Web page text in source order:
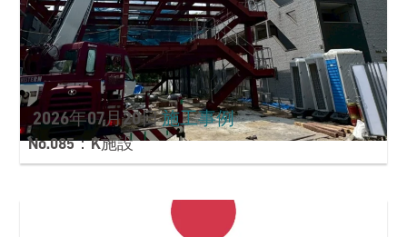
2026年07月20日施工事例
No.085：K施設